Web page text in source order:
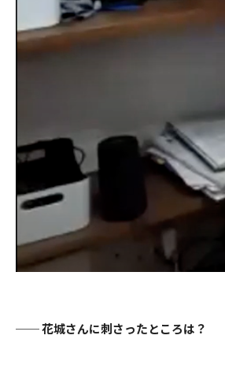
── 花城さんに刺さったところは？